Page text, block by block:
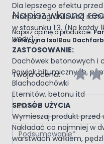
Dla lepszego efektu
można zagruntować
w stosunku 1:3. (Na każdy
wody)
ZASTOSOWANIE:
Dachówek betonowych i
Powłok bitumicznych,
Blachodachówki
Eternitów, betonu itd
SPOSÓB UŻYCIA
Wymieszaj produkt przed
Nakładać co najmniej w
warstwach wałkiem,
Napisz własną
Napisz opinię o produkcie:
izolacyjna IsolBau
Twoja ocena:
Autor
Podsumowanie